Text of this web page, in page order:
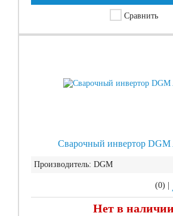
Сравнить
Сварочный инвертор DGM
Производитель: DGM
(0)
Нет в наличии